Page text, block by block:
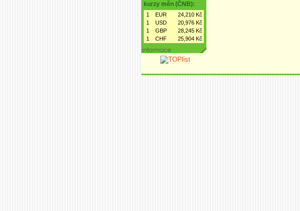
kurzy měn (ČNB):
1 EUR
24,210 Kč
1
USD
20,976 Kč
1
GBP
28,245 Kč
1
CHF 25,904 Kč